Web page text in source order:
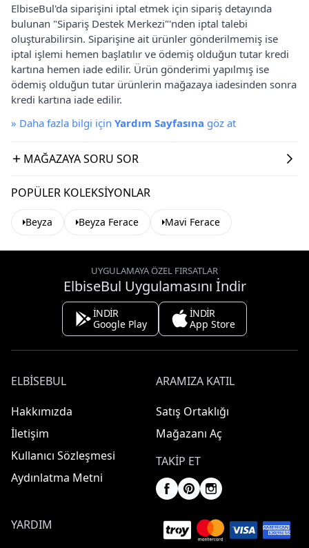
ElbiseBul'da siparişini iptal etmek için sipariş detayında
bulunan "Sipariş Destek Merkezi"'nden iptal talebi
oluşturabilirsin. Siparişine ait ürünler gönderilmemiş ise
iptal işlemi hemen başlatılır ve ödemiş olduğun tutar kredi
kartına hemen iade edilir. Ürün gönderimi yapılmış ise
ödemiş olduğun tutar ürünlerin mağazaya iadesinden sonra
kredi kartına iade edilir.
» Daha fazla bilgi için Yardım Sayfasına göz at
MAĞAZAYA SORU SOR
POPÜLER KOLEKSIYONLAR
Beyza Beyza Ferace Mavi Ferace
UYGULAMAYA ÖZEL FIRSATLAR
ElbiseBul Uygulamasını İndir
İNDİR
Google Play
İNDİR
App Store
ELBISEBUL
Hakkımızda
İletişim
Kullanıcı Sözleşmesi
Aydınlatma Metni
ARAMIZA KATIL
Satış Ortaklığı
Mağazanı Aç
TAKIP ET
YARDIM